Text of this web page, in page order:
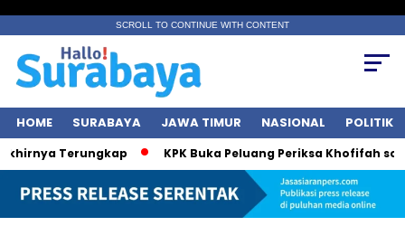
SCROLL TO CONTINUE WITH CONTENT
HOME SURABAYA JAWA TIMUR NASIONAL POLITIK
Terungkap KPK Buka Peluang Periksa Khofifah soal Dana